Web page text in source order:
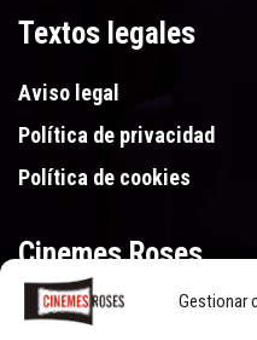
Gestionar
Textos legales
Aviso legal
Política de privacidad
Política de cookies
Cinemes Roses
Gran Via de Pau Casals